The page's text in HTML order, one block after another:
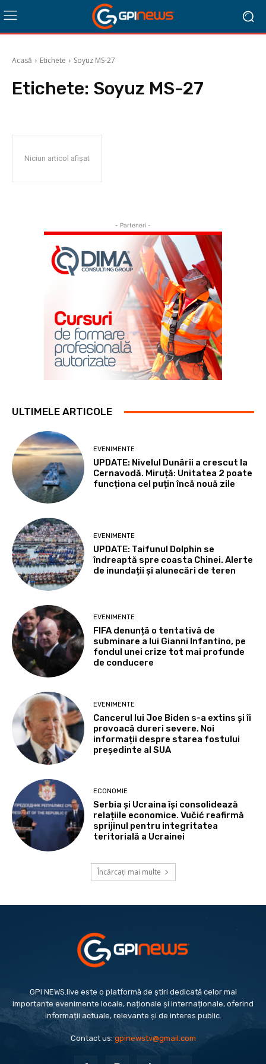
Acasă Etichete Soyuz MS-27
Etichete: Soyuz MS-27
Niciun articol afișat
- Parteneri -
ULTIMELE ARTICOLE
EVENIMENTE
UPDATE: Nivelul Dunării a crescut la
Cernavodă. Miruță: Unitatea 2 poate
funcționa cel puțin încă nouă zile
EVENIMENTE
UPDATE: Taifunul Dolphin se
îndreaptă spre coasta Chinei. Alerte
de inundații și alunecări de teren
EVENIMENTE
FIFA denunță o tentativă de
subminare a lui Gianni Infantino, pe
fondul unei crize tot mai profunde
de conducere
EVENIMENTE
Cancerul lui Joe Biden s-a extins și îi
provoacă dureri severe. Noi
informații despre starea fostului
președinte al SUA
ECONOMIE
Serbia și Ucraina își consolidează
relațiile economice. Vučić reafirmă
sprijinul pentru integritatea
teritorială a Ucrainei
Încărcați mai multe
GPI NEWS.live este o platformă de știri dedicată celor mai
importante evenimente locale, naționale și internaționale, oferind
informații actuale, relevante și de interes public.
Contact us:gpinewstv@gmail.com